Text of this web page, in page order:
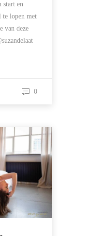
start en
te lopen met
van deze
0